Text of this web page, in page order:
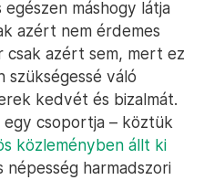
egészen máshogy látja
azért nem érdemes
csak azért sem, mert ez
szükségessé váló
kedvét és bizalmát.
egy csoportja – köztük
közleményben állt ki
népesség harmadszori